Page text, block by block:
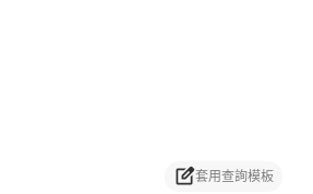
套用查詢模板